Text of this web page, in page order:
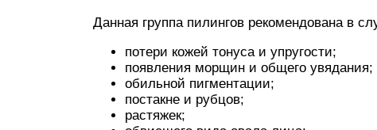
Данная группа пилингов рекомендована в
потери кожей тонуса и упругости;
появления морщин и общего увядания;
обильной пигментации;
постакне и рубцов;
растяжек;